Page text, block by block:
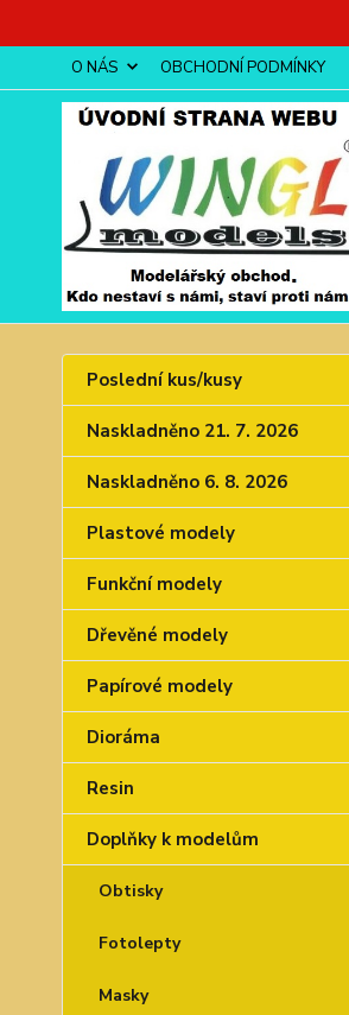
O NÁS OBCHODNÍ PODMÍNKY
Poslední kus/kusy
Naskladněno 21. 7. 2026
Naskladněno 6. 8. 2026
Plastové modely
Funkční modely
Dřevěné modely
Papírové modely
Dioráma
Resin
Doplňky k modelům
Obtisky
Fotolepty
Masky